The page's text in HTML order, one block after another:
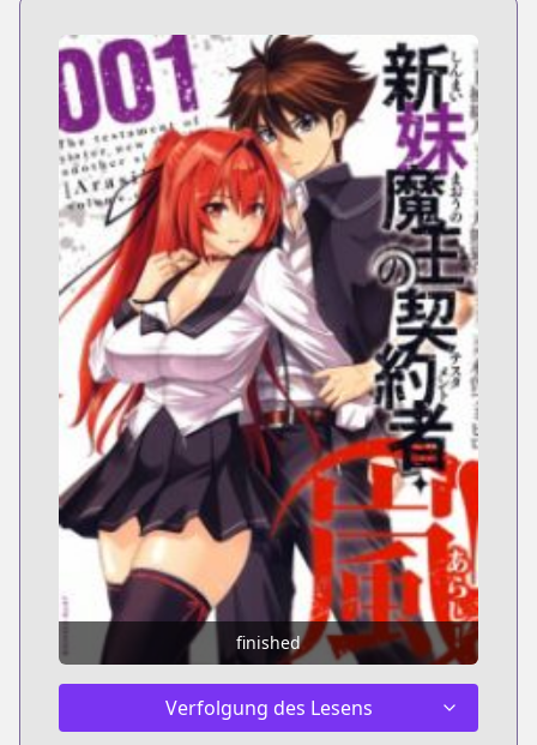
finished
Verfolgung des Lesens